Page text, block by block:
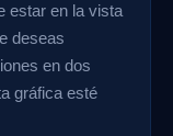
estar en la vista
deseas
en dos
gráfica esté